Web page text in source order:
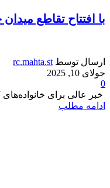
با افتتاح تقاطع
ارسال توسط rc.mahta.st
جولای 10, 2025
0
خبر عالی برای
ادامه مطلب